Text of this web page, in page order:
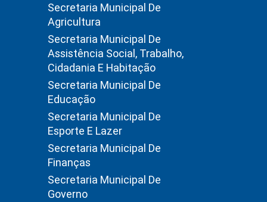
Secretaria Municipal De
Agricultura
Secretaria Municipal De
Assistência Social, Trabalho,
Cidadania E Habitação
Secretaria Municipal De
Educação
Secretaria Municipal De
Esporte E Lazer
Secretaria Municipal De
Finanças
Secretaria Municipal De
Governo